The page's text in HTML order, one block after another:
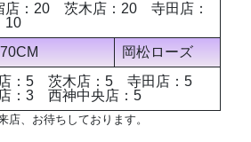
：20 茨木店：20 寺田店：
10
岡松ローズ
：5 茨木店：5 寺田店：5
：3 西神中央店：5
店、お待ちしております。